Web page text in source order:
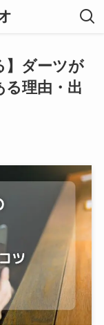
】ダーツが
理由・出